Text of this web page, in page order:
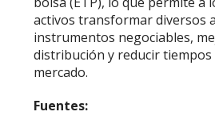
activos transformar diversos
instrumentos negociables,
distribución y reducir
mercado.
Fuentes: